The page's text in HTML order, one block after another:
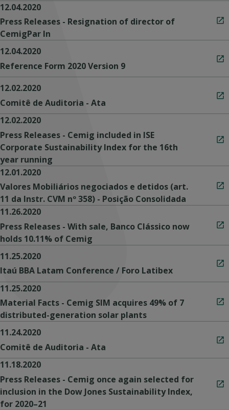
12.04.2020
Press Releases - Resignation of director of
CemigPar In
12.04.2020
Reference Form 2020 Version 9
12.02.2020
Comitê de Auditoria - Ata
12.02.2020
Press Releases - Cemig included in ISE
Corporate Sustainability Index for the 16th
year running
12.01.2020
Valores Mobiliários negociados e detidos (art.
11 da Instr. CVM nº 358) - Posição Consolidada
11.26.2020
Press Releases - With sale, Banco Clássico now
holds 10.11% of Cemig
11.25.2020
Itaú BBA Latam Conference / Foro Latibex
11.25.2020
Material Facts - Cemig SIM acquires 49% of 7
distributed-generation solar plants
11.24.2020
Comitê de Auditoria - Ata
11.18.2020
Press Releases - Cemig once again selected for
inclusion in the Dow Jones Sustainability Index,
for 2020–21